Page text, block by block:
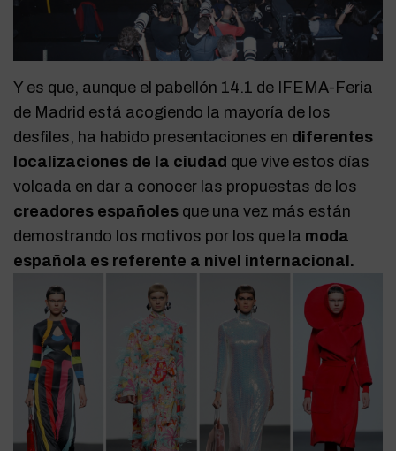
Y es que, aunque el pabellón 14.1 de IFEMA-Feria
de Madrid está acogiendo la mayoría de los
desfiles, ha habido presentaciones en diferentes
localizaciones de la ciudad que vive estos días
volcada en dar a conocer las propuestas de los
creadores españoles que una vez más están
demostrando los motivos por los que la moda
española es referente a nivel internacional.